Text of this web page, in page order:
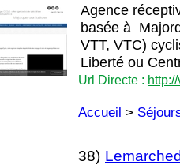
Agence
basée à
VTT, VTC)
Liberté ou
Url Directe :
Accueil >
38)